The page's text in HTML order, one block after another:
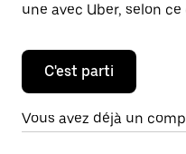
une avec Uber, selon
C'est parti
Vous avez déjà un